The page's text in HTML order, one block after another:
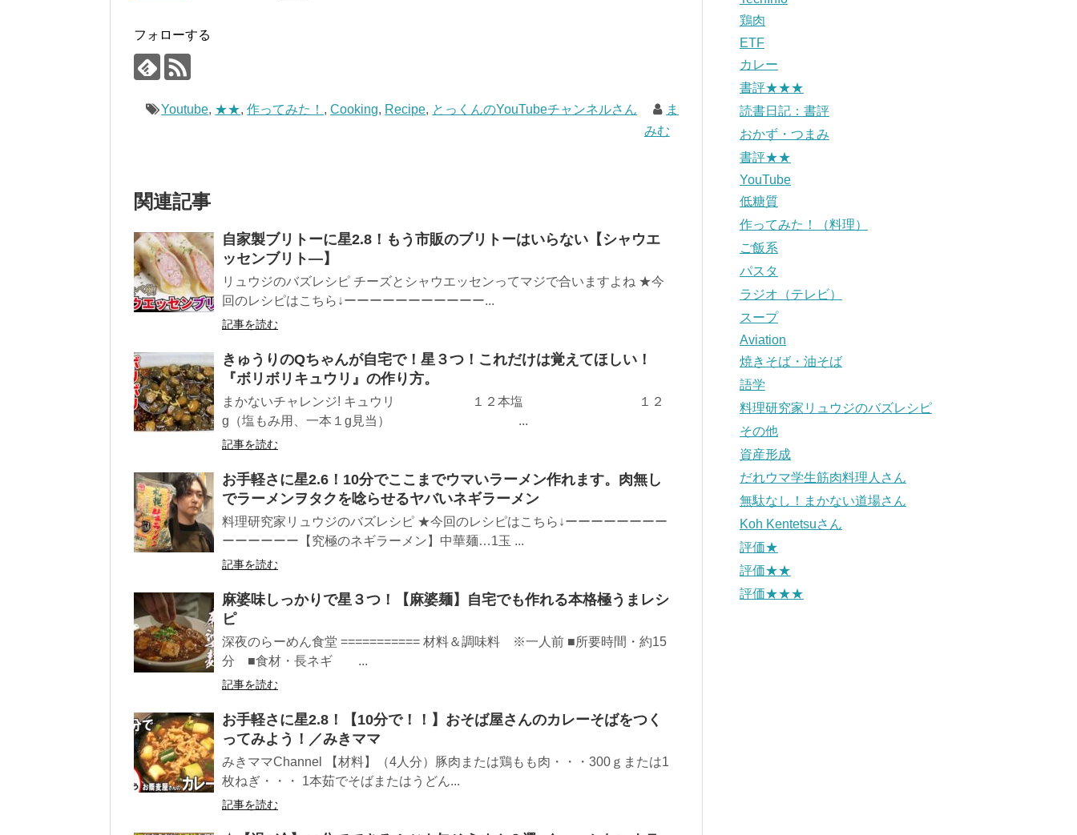
フォローする
Youtube, ★★,作ってみた！ ,Cooking, Recipe, とっくんのYouTubeチャンネルさん
ま
みむ
関連記事
自家製ブリトーに星2.8！もう市販のブリトーはいらない【シャウエ
ッセンブリト―】
リュウジのバズレシピ チーズとシャウエッセンってマジで合いますよね ★今
回のレシピはこちら↓ーーーーーーーーーーー...
記事を読む
きゅうりのQちゃんが自宅で！星３つ！これだけは覚えてほしい！
『ボリボリキュウリ』の作り方。
まかないチャレンジ! キュウリ １２本塩 １２
g（塩もみ用、一本１g見当） ...
記事を読む
お手軽さに星2.6！10分でここまでウマいラーメン作れます。肉無し
でラーメンヲタクを唸らせるヤバいネギラーメン
料理研究家リュウジのバズレシピ ★今回のレシピはこちら↓ーーーーーーーー
ーーーーーー【究極のネギラーメン】中華麺…1玉 ...
記事を読む
麻婆味しっかりで星３つ！【麻婆麺】自宅でも作れる本格極うまレシ
ピ
深夜のらーめん食堂 =========== 材料＆調味料 ※一人前 ■所要時間・約15
分 ■食材・長ネギ ...
記事を読む
お手軽さに星2.8！【10分で！！】おそば屋さんのカレーそばをつく
ってみよう！／みきママ
みきママChannel 【材料】（4人分）豚肉または鶏もも肉・・・300ｇまたは1
枚ねぎ・・・ 1本茹でそばまたはうどん...
記事を読む
鶏肉
ETF
カレー
書評★★★
読書日記：書評
おかず・つまみ
書評★★
YouTube
低糖質
作ってみた！（料理）
ご飯系
パスタ
ラジオ（テレビ）
スープ
Aviation
焼きそば・油そば
語学
料理研究家リュウジのバズレシピ
その他
資産形成
だれウマ学生筋肉料理人さん
無駄なし！まかない道場さん
Koh Kentetsuさん
評価★
評価★★
評価★★★